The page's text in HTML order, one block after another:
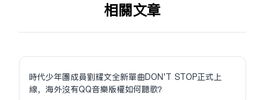
相关文章
時代少年團成員劉耀文全新單曲DON'T STOP正式上
線，海外沒有QQ音樂版權如何聽歌？